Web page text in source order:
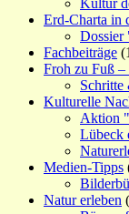
Kultur
Erd-Charta in
Dossier
Fachbeiträge
Froh zu Fuß –
Schritte
Kulturelle
Aktion
Lübeck
Medien-Tipps
Natur erleben